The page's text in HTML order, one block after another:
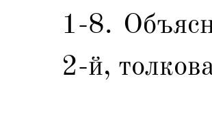
1-8.
2-й,